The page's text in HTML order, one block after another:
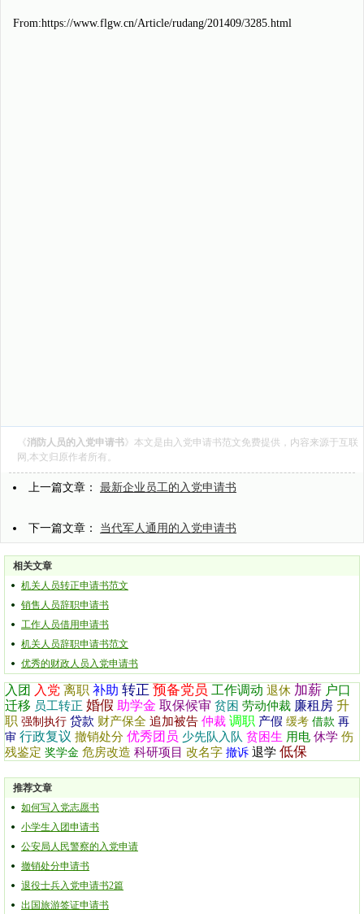
From:https://www.flgw.cn/Article/rudang/201409/3285.html
《消防人员的入党申请书》本文是由 入党申请书范文免费提供，内容来源于互联
网,本文归原作者所有。
上一篇文章： 最新企业员工的入党申请书
下一篇文章： 当代军人通用的入党申请书
相关文章
机关人员转正申请书范文
销售人员辞职申请书
工作人员借用申请书
机关人员辞职申请书范文
优秀的财政人员入党申请书
入团 入党 离职 补助 转正 预备党员 工作调动 退休 加薪 户口
迁移 员工转正 婚假 助学金 取保候审 贫困 劳动仲裁 廉租房 升
职 强制执行 贷款 财产保全 追加被告 仲裁 调职 产假 缓考 借款 再
审 行政复议 撤销处分 优秀团员 少先队入队 贫困生 用电 休学 伤
残鉴定 奖学金 危房改造 科研项目 改名字 撤诉 退学 低保
推荐文章
如何写入党志愿书
小学生入团申请书
公安局人民警察的入党申请
撤销处分申请书
退役士兵入党申请书2篇
出国旅游签证申请书